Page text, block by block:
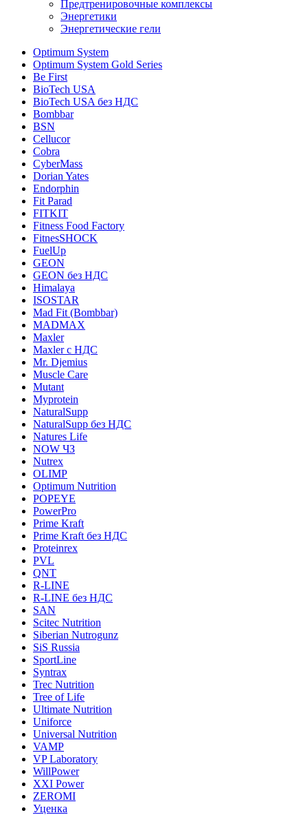
Предтренировочные комплексы
Энергетики
Энергетические гели
Optimum System
Optimum System Gold Series
Be First
BioTech USA
BioTech USA без НДС
Bombbar
BSN
Cellucor
Cobra
CyberMass
Dorian Yates
Endorphin
Fit Parad
FITKIT
Fitness Food Factory
FitnesSHOCK
FuelUp
GEON
GEON без НДС
Himalaya
ISOSTAR
Mad Fit (Bombbar)
MADMAX
Maxler
Maxler с НДС
Mr. Djemius
Muscle Care
Mutant
Myprotein
NaturalSupp
NaturalSupp без НДС
Natures Life
NOW ЧЗ
Nutrex
OLIMP
Optimum Nutrition
POPEYE
PowerPro
Prime Kraft
Prime Kraft без НДС
Proteinrex
PVL
QNT
R-LINE
R-LINE без НДС
SAN
Scitec Nutrition
Siberian Nutrogunz
SiS Russia
SportLine
Syntrax
Trec Nutrition
Tree of Life
Ultimate Nutrition
Uniforce
Universal Nutrition
VAMP
VP Laboratory
WillPower
XXI Power
ZEROMI
Уценка